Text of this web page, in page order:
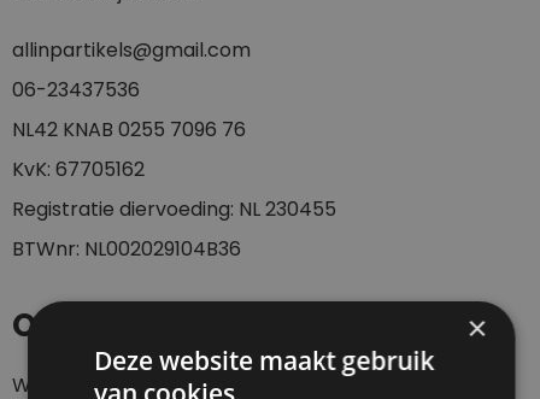
allinpartikels@gmail.com
06-23437536
NL42 KNAB 0255 7096 76
KvK: 67705162
Registratie diervoeding: NL 230455
BTWnr: NL002029104B36
Openingstijden
Webshop 24/7
×
Deze website maakt gebruik